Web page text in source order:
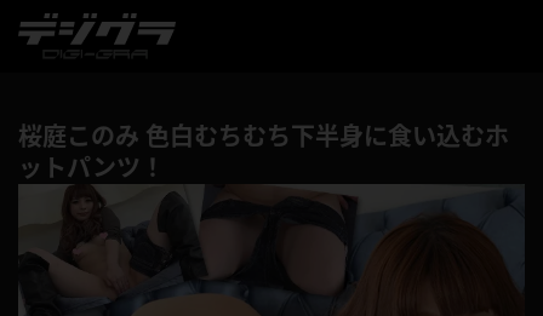
桜庭このみ 色白むちむち下半身に食い込むホ
ットパンツ！